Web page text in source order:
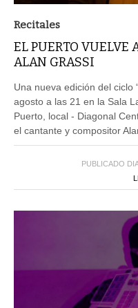
Recitales
EL PUERTO VUELVE
ALAN GRASSI
Una nueva edición del ciclo
agosto a las 21 en la Sala
Puerto, local - Diagonal
el cantante y compositor
PUBLICADO